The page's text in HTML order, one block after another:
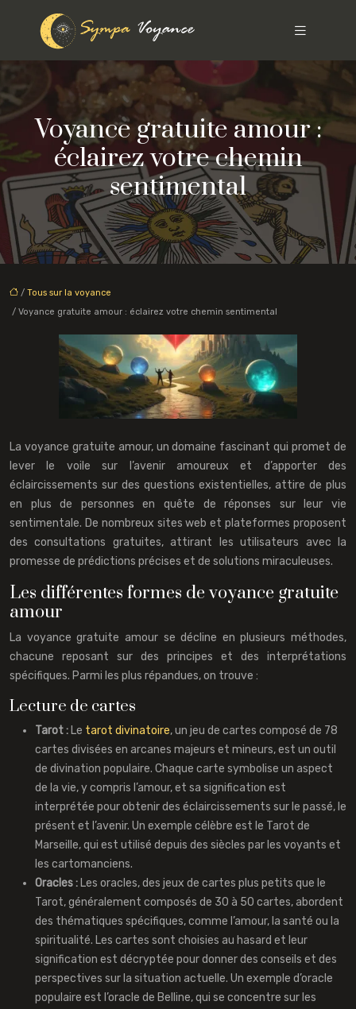
Voyance gratuite amour :
éclairez votre chemin
sentimental
/ Tous sur la voyance
/ Voyance gratuite amour : éclairez votre chemin sentimental
La voyance gratuite amour, un domaine fascinant qui promet de
lever le voile sur l’avenir amoureux et d’apporter des
éclaircissements sur des questions existentielles, attire de plus
en plus de personnes en quête de réponses sur leur vie
sentimentale. De nombreux sites web et plateformes proposent
des consultations gratuites, attirant les utilisateurs avec la
promesse de prédictions précises et de solutions miraculeuses.
Les différentes formes de voyance gratuite
amour
La voyance gratuite amour se décline en plusieurs méthodes,
chacune reposant sur des principes et des interprétations
spécifiques. Parmi les plus répandues, on trouve :
Lecture de cartes
Tarot : Le tarot divinatoire, un jeu de cartes composé de 78
cartes divisées en arcanes majeurs et mineurs, est un outil
de divination populaire. Chaque carte symbolise un aspect
de la vie, y compris l’amour, et sa signification est
interprétée pour obtenir des éclaircissements sur le passé, le
présent et l’avenir. Un exemple célèbre est le Tarot de
Marseille, qui est utilisé depuis des siècles par les voyants et
les cartomanciens.
Oracles : Les oracles, des jeux de cartes plus petits que le
Tarot, généralement composés de 30 à 50 cartes, abordent
des thématiques spécifiques, comme l’amour, la santé ou la
spiritualité. Les cartes sont choisies au hasard et leur
signification est décryptée pour donner des conseils et des
perspectives sur la situation actuelle. Un exemple d’oracle
populaire est l’oracle de Belline, qui se concentre sur les